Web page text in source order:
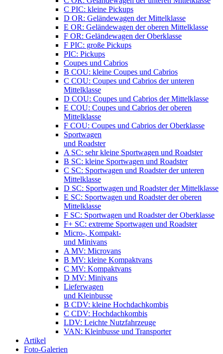
C PIC: kleine Pickups
D OR: Geländewagen der Mittelklasse
E OR: Geländewagen der oberen Mittelklasse
F OR: Geländewagen der Oberklasse
F PIC: große Pickups
PIC: Pickups
Coupes und Cabrios
B COU: kleine Coupes und Cabrios
C COU: Coupes und Cabrios der unteren
Mittelklasse
D COU: Coupes und Cabrios der Mittelklasse
E COU: Coupes und Cabrios der oberen
Mittelklasse
F COU: Coupes und Cabrios der Oberklasse
Sportwagen
und Roadster
A SC: sehr kleine Sportwagen und Roadster
B SC: kleine Sportwagen und Roadster
C SC: Sportwagen und Roadster der unteren
Mittelklasse
D SC: Sportwagen und Roadster der Mittelklasse
E SC: Sportwagen und Roadster der oberen
Mittelklasse
F SC: Sportwagen und Roadster der Oberklasse
F+ SC: extreme Sportwagen und Roadster
Micro-, Kompakt-
und Minivans
A MV: Microvans
B MV: kleine Kompaktvans
C MV: Kompaktvans
D MV: Minivans
Lieferwagen
und Kleinbusse
B CDV: kleine Hochdachkombis
C CDV: Hochdachkombis
LDV: Leichte Nutzfahrzeuge
VAN: Kleinbusse und Transporter
Artikel
Foto-Galerien